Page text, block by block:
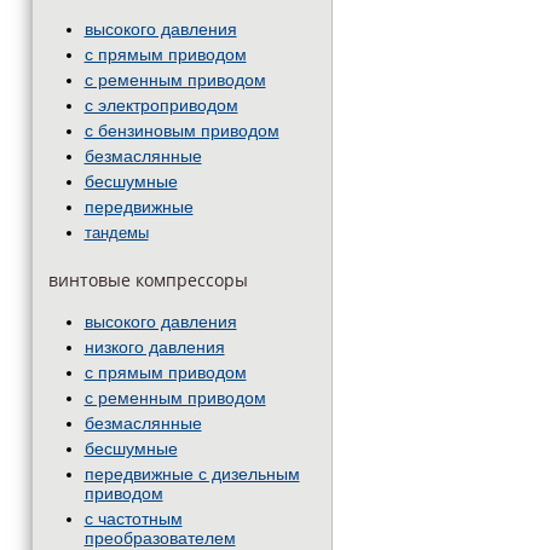
высокого давления
с прямым приводом
с ременным приводом
с электроприводом
с бензиновым приводом
безмаслянные
бесшумные
передвижные
тандемы
винтовые компрессоры
высокого давления
низкого давления
с прямым приводом
с ременным приводом
безмаслянные
бесшумные
передвижные c дизельным
приводом
с частотным
преобразователем